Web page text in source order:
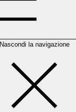
Nascondi la navigazione